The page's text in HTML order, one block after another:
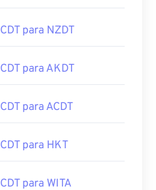
CDT para NZDT
CDT para AKDT
CDT para ACDT
CDT para HKT
CDT para WITA